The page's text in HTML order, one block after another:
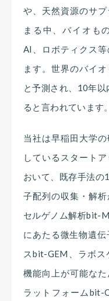
や、天然資源のサ
まる中、バイオも
AI、ロボティクス
ます。世界のバイ
と予測され、10年
ると言われています。
当社は早稲田大学
しているスタート
おいて、既存手法の
子配列の収集・解
セルゲノム解析bit-
にあたる微生物遺
スbit-GEM、ラボ
機能向上が可能な
ラットフォームbit-